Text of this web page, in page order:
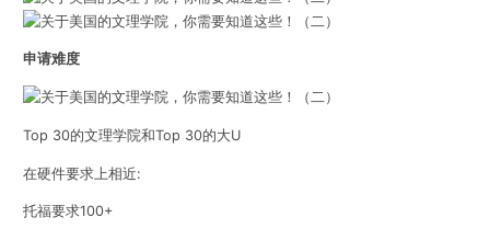
申请难度
Top 30的文理学院和Top 30的大U
在硬件要求上相近:
托福要求100+